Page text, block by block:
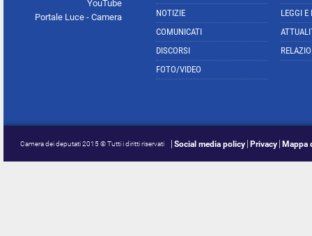
YouTube
Portale Luce - Camera
NOTIZIE
COMUNICATI
DISCORSI
FOTO/VIDEO
LEGGI E
Camera dei deputati 2015 © Tutti i diritti riservati Social media policy Privacy Mappa